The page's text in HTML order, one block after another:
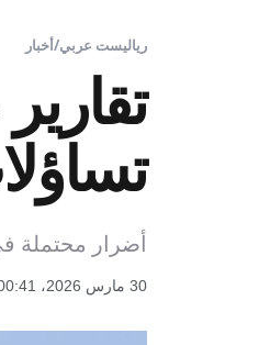
رياليست عربي/أخبار
أضرار محتملة
30 مارس 2026، 00:41 · أخبار